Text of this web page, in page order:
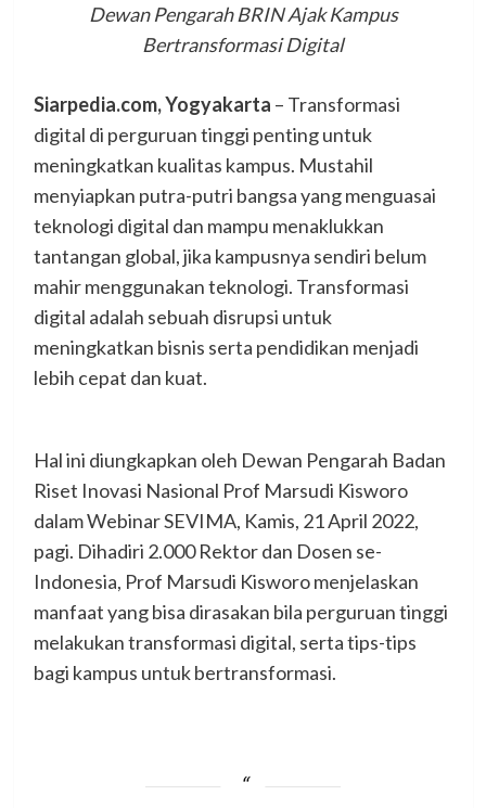
Dewan Pengarah BRIN Ajak Kampus
Bertransformasi Digital
Siarpedia.com, Yogyakarta – Transformasi
digital di perguruan tinggi penting untuk
meningkatkan kualitas kampus. Mustahil
menyiapkan putra-putri bangsa yang menguasai
teknologi digital dan mampu menaklukkan
tantangan global, jika kampusnya sendiri belum
mahir menggunakan teknologi. Transformasi
digital adalah sebuah disrupsi untuk
meningkatkan bisnis serta pendidikan menjadi
lebih cepat dan kuat.
Hal ini diungkapkan oleh Dewan Pengarah Badan
Riset Inovasi Nasional Prof Marsudi Kisworo
dalam Webinar SEVIMA, Kamis, 21 April 2022,
pagi. Dihadiri 2.000 Rektor dan Dosen se-
Indonesia, Prof Marsudi Kisworo menjelaskan
manfaat yang bisa dirasakan bila perguruan tinggi
melakukan transformasi digital, serta tips-tips
bagi kampus untuk bertransformasi.